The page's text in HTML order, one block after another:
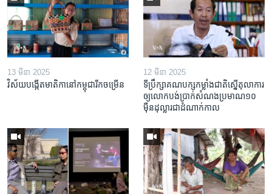
13 មីនា 2025
វិស័យ​បង្កើត​មាតិកា​នៅ​កម្ពុជា​រីក​ចម្រើន
12 មីនា 2025
ទីប្រឹក្សា​គណបក្ស​កម្លាំង​ជាតិ​ស្នើ​តុលាការ​
ឲ្យ​លោក​បង់ប្រាក់​សំណង​ប្រមាណ​១០​
ម៉ឺន​ដុល្លារ​ជា​ដំណាក់កាល